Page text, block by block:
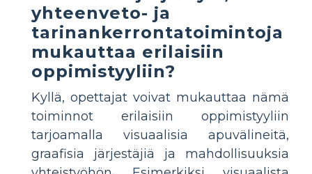
yhteenveto- ja
tarinankerrontatoimintoja
mukauttaa erilaisiin
oppimistyyliin?
Kyllä, opettajat voivat mukauttaa nämä
toiminnot erilaisiin oppimistyyliin
tarjoamalla visuaalisia apuvälineitä,
graafisia järjestäjiä ja mahdollisuuksia